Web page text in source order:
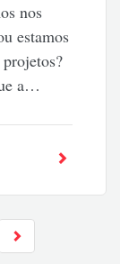
nos
estamos
a…